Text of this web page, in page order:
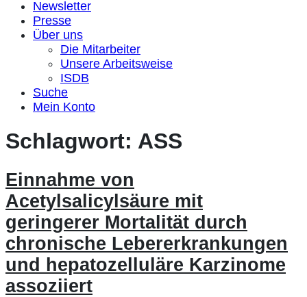
Newsletter
Presse
Über uns
Die Mitarbeiter
Unsere Arbeitsweise
ISDB
Suche
Mein Konto
Schlagwort: ASS
Einnahme von
Acetylsalicylsäure mit
geringerer Mortalität durch
chronische Lebererkrankungen
und hepatozelluläre Karzinome
assoziiert